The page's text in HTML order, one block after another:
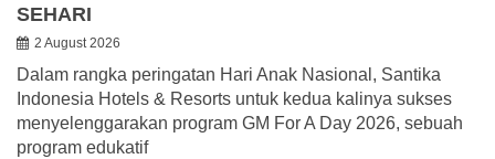
SEHARI
2 August 2026
Dalam rangka peringatan Hari Anak Nasional, Santika
Indonesia Hotels & Resorts untuk kedua kalinya sukses
menyelenggarakan program GM For A Day 2026, sebuah
program edukatif